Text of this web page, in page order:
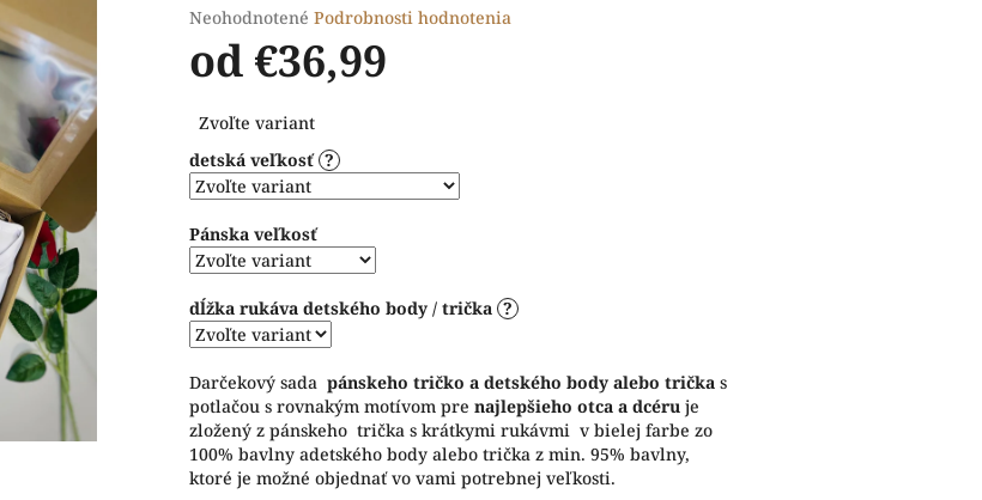
Priemerné
hodnotenie
produktu
0,0
5
hviezdičiek.
Neohodnotené Podrobnosti hodnotenia
od €36,99
cena:
Zvoľte variant
detská veľkosť ?
Pánska veľkosť
dĺžka rukáva detského body / trička ?
Darčekový sada pánskeho tričko a detského body alebo trička s
potlačou s rovnakým motívom pre najlepšieho otca a dcéru je
zložený z pánskeho trička s krátkymi rukávmi v bielej farbe zo
100% bavlny adetského body alebo trička z min. 95% bavlny,
ktoré je možné objednať vo vami potrebnej veľkosti.